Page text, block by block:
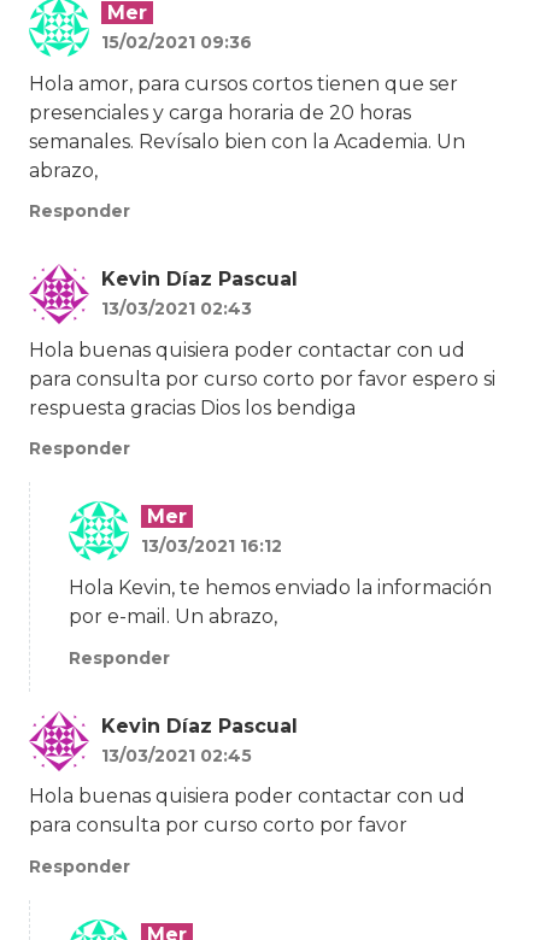
Mer
15/02/2021 09:36
Hola amor, para cursos cortos tienen que ser
presenciales y carga horaria de 20 horas
semanales. Revísalo bien con la Academia. Un
abrazo,
Responder
Kevin Díaz Pascual
13/03/2021 02:43
Hola buenas quisiera poder contactar con ud
para consulta por curso corto por favor espero si
respuesta gracias Dios los bendiga
Responder
Mer
13/03/2021 16:12
Hola Kevin, te hemos enviado la información
por e-mail. Un abrazo,
Responder
Kevin Díaz Pascual
13/03/2021 02:45
Hola buenas quisiera poder contactar con ud
para consulta por curso corto por favor
Responder
Mer